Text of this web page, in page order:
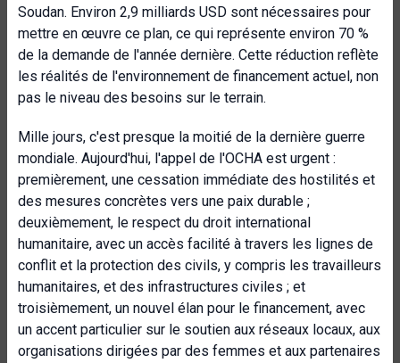
Soudan. Environ 2,9 milliards USD sont nécessaires pour
mettre en œuvre ce plan, ce qui représente environ 70 %
de la demande de l'année dernière. Cette réduction reflète
les réalités de l'environnement de financement actuel, non
pas le niveau des besoins sur le terrain.
Mille jours, c'est presque la moitié de la dernière guerre
mondiale. Aujourd'hui, l'appel de l'OCHA est urgent :
premièrement, une cessation immédiate des hostilités et
des mesures concrètes vers une paix durable ;
deuxièmement, le respect du droit international
humanitaire, avec un accès facilité à travers les lignes de
conflit et la protection des civils, y compris les travailleurs
humanitaires, et des infrastructures civiles ; et
troisièmement, un nouvel élan pour le financement, avec
un accent particulier sur le soutien aux réseaux locaux, aux
organisations dirigées par des femmes et aux partenaires